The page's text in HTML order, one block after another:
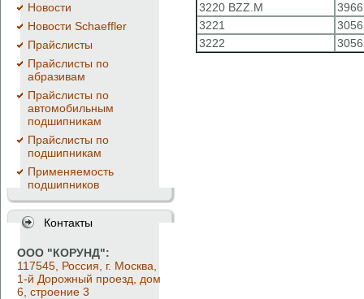
Новости
Новости Schaeffler
Прайслисты
Прайслисты по
абразивам
Прайслисты по
автомобильным
подшипникам
Прайслисты по
подшипникам
Применяемость
подшипников
Контакты
ООО "КОРУНД":
117545, Россия, г. Москва,
1-й Дорожный проезд, дом
6, строение 3
3220 BZZ.M
3221
3222